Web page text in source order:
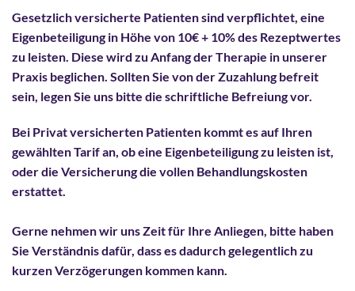
Gesetzlich versicherte Patienten sind verpflichtet, eine
Eigenbeteiligung in Höhe von 10€+ 10% des Rezeptwertes
zu leisten. Diese wird zu Anfang der Therapie in unserer
Praxis beglichen. Sollten Sie von der Zuzahlung befreit
sein, legen Sie uns bitte die schriftliche Befreiung vor.
Bei Privat versicherten Patienten kommt es auf Ihren
gewählten Tarif an, ob eine Eigenbeteiligung zu leisten ist,
oder die Versicherung die vollen Behandlungskosten
erstattet.
Gerne nehmen wir uns Zeit für Ihre Anliegen, bitte haben
Sie Verständnis dafür, dass es dadurch gelegentlich zu
kurzen Verzögerungen kommen kann.